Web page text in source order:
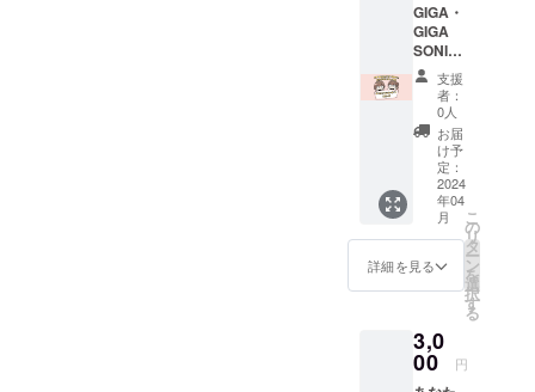
GIGA・
GIGA
SONIC
実行委
員会一
同から
のお礼
メッ
セージ
実行委
員会一
同全力
で感謝
申し上
げま
す！！
GIGA
SONIC
実行委
支援
者：
0人
お届
け予
定：
2024
年04
月
詳細を見る
こ
の
リ
タ
ー
ン
を
選
択
す
る
3,0
00 円